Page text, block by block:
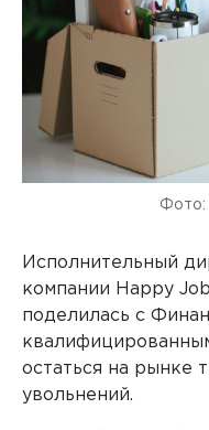
Фото:
Исполнительный
компании Happy
поделилась с
остаться на рынке
увольнений.